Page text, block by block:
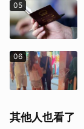
05
06
其他人也看了